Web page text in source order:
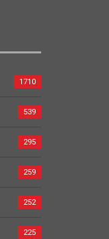
1710
539
295
259
252
225